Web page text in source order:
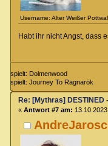
Username: Alter Weißer Pottwal
Habt ihr nicht Angst, dass
spielt: Dolmenwood
spielt: Journey To Ragnarök
Re: [Mythras] DESTINED
« Antwort #7 am: